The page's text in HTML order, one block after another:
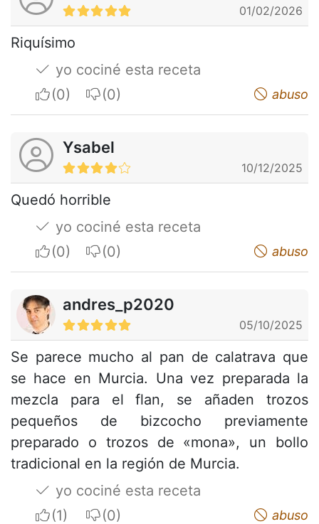
01/02/2026
Riquísimo
yo cociné esta receta
I apreciateI do not appreciate abuso
Ysabel
10/12/2025
Quedó horrible
yo cociné esta receta
I apreciateI do not appreciate abuso
andres_p2020
05/10/2025
Se parece mucho al pan de calatrava que
se hace en Murcia. Una vez preparada la
mezcla para el flan, se añaden trozos
pequeños de bizcocho previamente
preparado o trozos de «mona», un bollo
tradicional en la región de Murcia.
yo cociné esta receta
I apreciateI do not appreciate abuso